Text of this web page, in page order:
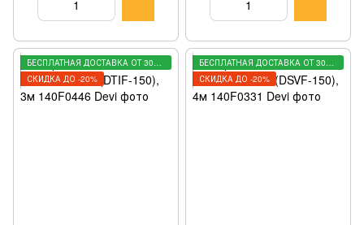
БЕСПЛАТНАЯ ДОСТАВКА ОТ 3000 ГРН
СКИДКА ДО -20%
БЕСПЛАТНАЯ ДОСТАВКА ОТ 3000 ГРН
СКИДКА ДО -20%